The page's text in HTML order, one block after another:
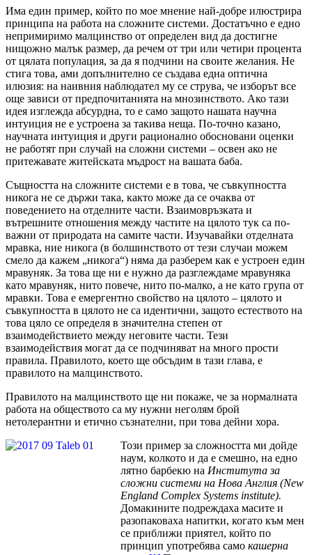
Има един пример, който по мое мнение най-добре илюстрира
принципа на работа на сложните системи. Достатъчно е едно
непримиримо малцинство от определен вид да достигне
нищожно малък размер, да речем от три или четири процента
от цялата популация, за да я подчини на своите желания. Не
стига това, ами допълнително се създава една оптична
илюзия: на наивния наблюдател му се струва, че изборът все
още зависи от предпочитанията на мнозинството. Ако тази
идея изглежда абсурдна, то е само защото нашата научна
интуиция не е устроена за такива неща. По-точно казано,
научната интуиция и други рационално обосновани оценки
не работят при случай на сложни системи – освен ако не
притежавате житейската мъдрост на вашата баба.
Същността на сложните системи е в това, че съвкупността
никога не се държи така, както може да се очаква от
поведението на отделните части. Взаимовръзката и
вътрешните отношения между частите на цялото тук са по-
важни от природата на самите части. Изучавайки отделната
мравка, ние никога (в болшинството от тези случаи можем
смело да кажем „никога“) няма да разберем как е устроен един
мравуняк. За това ще ни е нужно да разглеждаме мравуняка
като мравуняк, нито повече, нито по-малко, а не като група от
мравки. Това е емергентно свойство на цялото – цялото и
съвкупността в цялото не са идентични, защото естеството на
това цяло се определя в значителна степен от
взаимодействието между неговите части. Тези
взаимодействия могат да се подчиняват на много прости
правила. Правилото, което ще обсъдим в тази глава, е
правилото на малцинството.
Правилото на малцинството ще ни покаже, че за нормалната
работа на обществото са му нужни неголям брой
нетолерантни и етично съзнателни, при това дейни хора.
Този пример за сложността ми дойде
наум, колкото и да е смешно, на едно
лятно барбекю на Института за
сложни системи на Нова Англия (New
England Complex Systems institute).
Домакините подреждаха масите и
разопаковаха напитки, когато към мен
се приближи приятел, който по
принцип употребява само кашерна